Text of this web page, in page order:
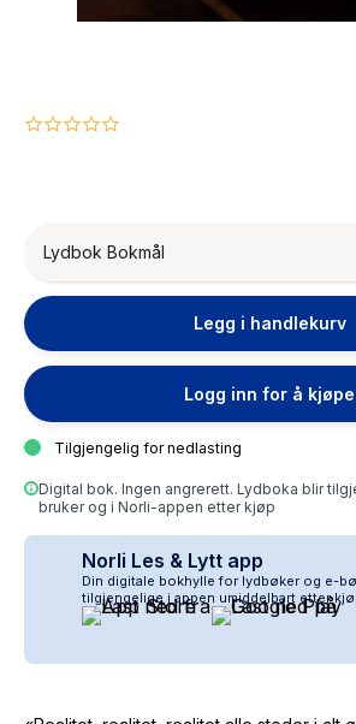
0.0
Lydbok Bokmål
Legg i handlekurv
Logg inn for å kjøpe
Tilgjengelig for nedlasting
Digital bok. Ingen angrerett. Lydboka blir
bruker og i Norli-appen etter kjøp
Norli Les & Lytt app
Din digitale bokhylle for lydbøker og e-
tilgjengelige i appen umiddelbart etter